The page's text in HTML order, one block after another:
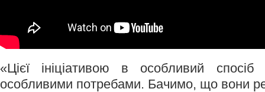
«Цієї ініціативою в особливий
особливими потребами. Бачимо, що вони